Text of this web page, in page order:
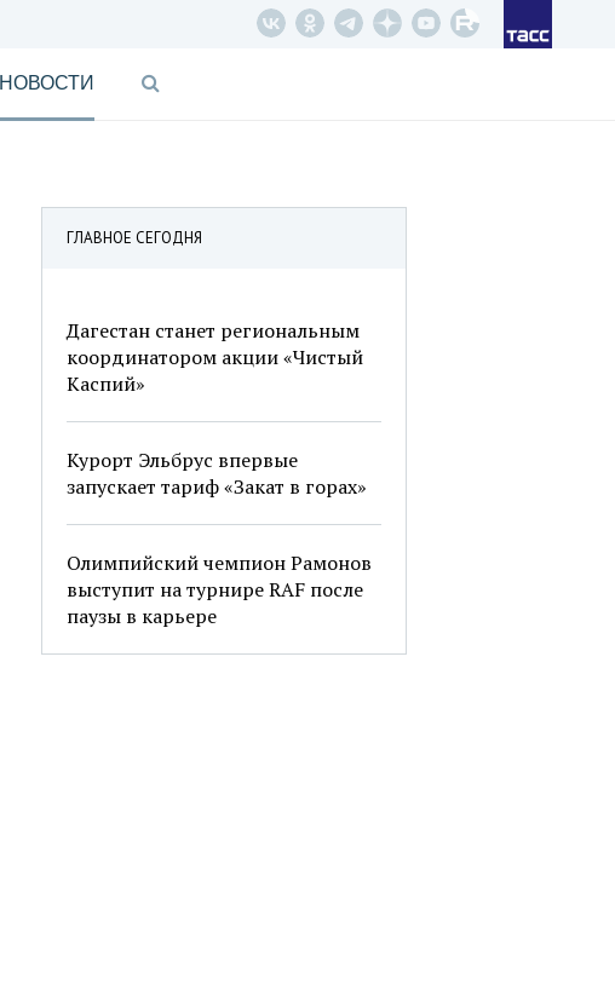
НОВОСТИ
ГЛАВНОЕ СЕГОДНЯ
Дагестан станет региональным
координатором акции «Чистый
Каспий»
Курорт Эльбрус впервые
запускает тариф «Закат в горах»
Олимпийский чемпион Рамонов
выступит на турнире RAF после
паузы в карьере